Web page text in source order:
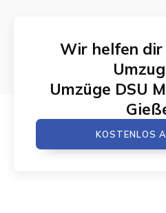
Wir helfen dir
Umzüge DSU
KOSTENLOS